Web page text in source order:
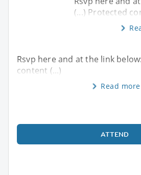
(...) Protected
Rsvp here and at the link
content (...)
Read more
ATTEND